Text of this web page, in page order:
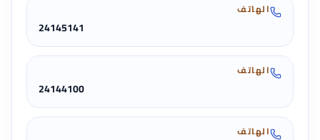
الهاتف
24145141
الهاتف
24144100
الهاتف